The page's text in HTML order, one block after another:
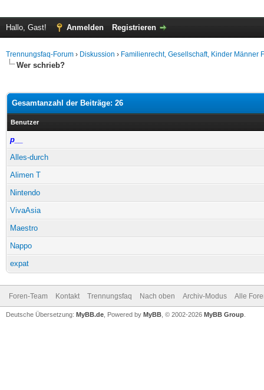
Hallo, Gast! Anmelden Registrieren
Trennungsfaq-Forum › Diskussion › Familienrecht, Gesellschaft, Kinder Männer
Wer schrieb?
Gesamtanzahl der Beiträge: 26
Benutzer
p__
Alles-durch
Alimen T
Nintendo
VivaAsia
Maestro
Nappo
expat
Foren-Team Kontakt Trennungsfaq Nach oben Archiv-Modus Alle
Deutsche Übersetzung: MyBB.de , Powered by MyBB , © 2002-2026 MyBB Group